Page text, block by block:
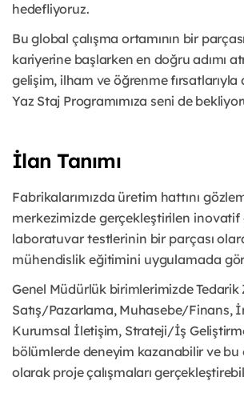
hedefliyoruz.
Bu global çalışma ortamının bir
kariyerine başlarken en doğru adımı
gelişim, ilham ve öğrenme fırsatlarıyla
Yaz Staj Programımıza seni de
İlan Tanımı
Fabrikalarımızda üretim hattını
merkezimizde gerçekleştirilen inovatif
laboratuvar testlerinin bir parçası
mühendislik eğitimini uygulamada
Genel Müdürlük birimlerimizde Tedarik
Satış/Pazarlama, Muhasebe/Finans,
Kurumsal İletişim, Strateji/İş
bölümlerde deneyim kazanabilir ve bu
olarak proje çalışmaları